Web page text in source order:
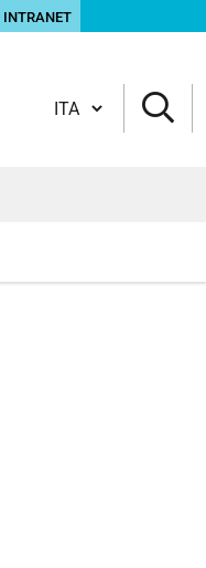
INTRANET
Cambia lingua